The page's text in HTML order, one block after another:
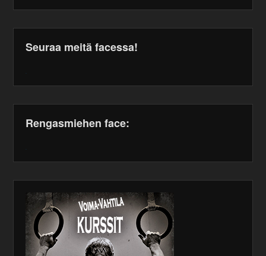
Seuraa meitä facessa!
Rengasmiehen face: